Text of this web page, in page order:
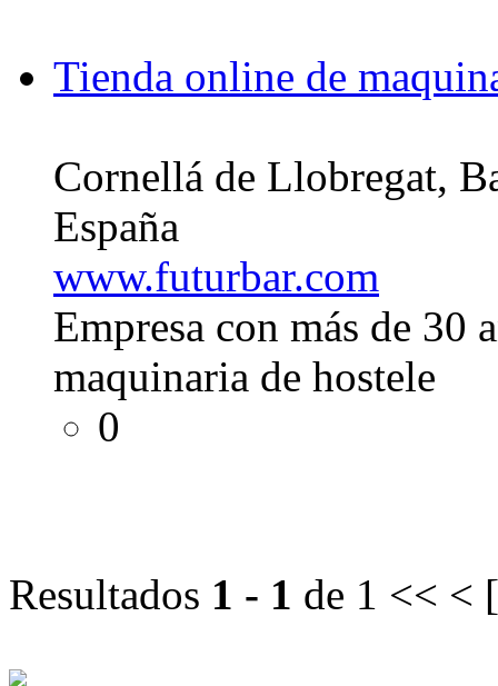
Tienda online de
Cornellá de Llobregat,
España
www.futurbar.com
Empresa con más de 30
maquinaria de hostele
0
Resultados 1 - 1 de 1 << < [